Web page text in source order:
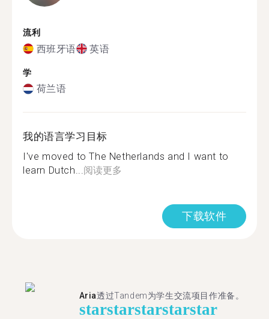
流利
西班牙语 英语
学
荷兰语
我的语言学习目标
I've moved to The Netherlands and I want to
learn Dutch...阅读更多
下载软件
Aria透过Tandem为学生交流项目作准备。
starstarstarstarstar